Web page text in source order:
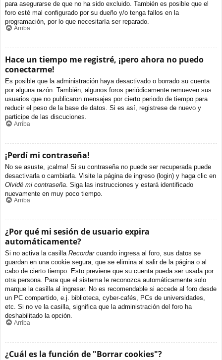
para asegurarse de que no ha sido excluido. También es posible que el
foro esté mal configurado por su dueño y/o tenga fallos en la
programación, por lo que necesitaría ser reparado.
Arriba
Hace un tiempo me registré, ¡pero ahora no puedo
conectarme!
Es posible que la administración haya desactivado o borrado su cuenta
por alguna razón. También, algunos foros periódicamente remueven sus
usuarios que no publicaron mensajes por cierto periodo de tiempo para
reducir el peso de la base de datos. Si es así, registrese de nuevo y
participe de las discuciones.
Arriba
¡Perdí mi contraseña!
No se asuste, ¡calma! Si su contraseña no puede ser recuperada puede
desactivarla o cambiarla. Visite la página de ingreso (login) y haga clic en
Olvidé mi contraseña . Siga las instrucciones y estará identificado
nuevamente en muy poco tiempo.
Arriba
¿Por qué mi sesión de usuario expira
automáticamente?
Si no activa la casilla Recordarcuando ingresa al foro, sus datos se
guardan en una cookie segura, que se elimina al salir de la página o al
cabo de cierto tiempo. Esto previene que su cuenta pueda ser usada por
otra persona. Para que el sistema le reconozca automáticamente solo
marque la casilla al ingresar. No es recomendable si accede al foro desde
un PC compartido, e.j. biblioteca, cyber-cafés, PCs de universidades,
etc. Si no ve la casilla, significa que la administración del foro ha
deshabilitado la opción.
Arriba
¿Cuál es la función de "Borrar cookies"?